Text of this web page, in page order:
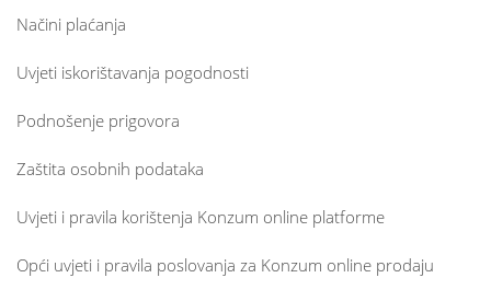
Načini plaćanja
Uvjeti iskorištavanja pogodnosti
Podnošenje prigovora
Zaštita osobnih podataka
Uvjeti i pravila korištenja Konzum online platforme
Opći uvjeti i pravila poslovanja za Konzum online prodaju